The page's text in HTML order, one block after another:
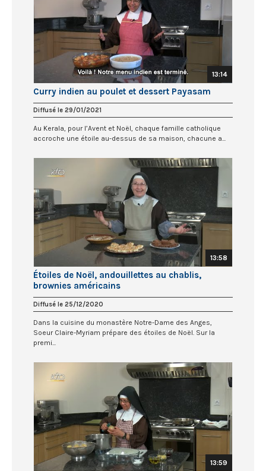
13:14
Curry indien au poulet et dessert Payasam
Diffusé le 29/01/2021
Au Kerala, pour l’Avent et Noël, chaque famille catholique
accroche une étoile au-dessus de sa maison, chacune a...
13:58
Étoiles de Noël, andouillettes au chablis,
brownies américains
Diffusé le 25/12/2020
Dans la cuisine du monastère Notre-Dame des Anges,
Soeur Claire-Myriam prépare des étoiles de Noël. Sur la
premi...
13:59